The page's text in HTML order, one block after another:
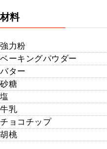
材料
強力粉
ベーキングパウダー
バター
砂糖
塩
牛乳
チョコチップ
胡桃